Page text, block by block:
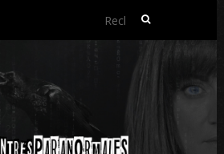
Rechercher :